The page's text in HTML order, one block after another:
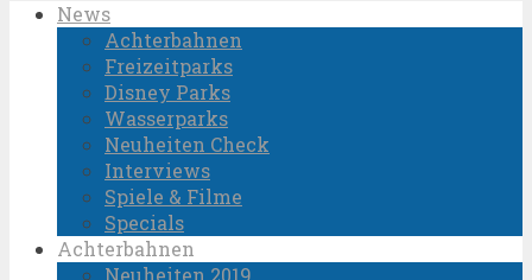
News
Achterbahnen
Freizeitparks
Disney Parks
Wasserparks
Neuheiten Check
Interviews
Spiele & Filme
Specials
Achterbahnen
Neuheiten 2019